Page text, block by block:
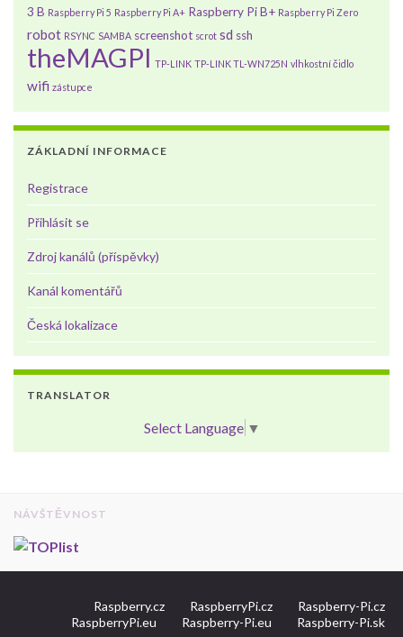
3 B Raspberry Pi 5 Raspberry Pi A+ Raspberry Pi B+ Raspberry Pi Zero
robot RSYNC SAMBA screenshot scrot sd ssh
theMAGPI TP-LINK TP-LINK TL-WN725N vlhkostní čidlo
wifi zástupce
ZÁKLADNÍ INFORMACE
Registrace
Přihlásit se
Zdroj kanálů (příspěvky)
Kanál komentářů
Česká lokalizace
TRANSLATOR
Select Language ▼
NÁVŠTĚVNOST
Raspberry.cz RaspberryPi.cz
Raspberry-Pi.cz
RaspberryPi.eu
Raspberry-Pi.eu Raspberry-Pi.sk